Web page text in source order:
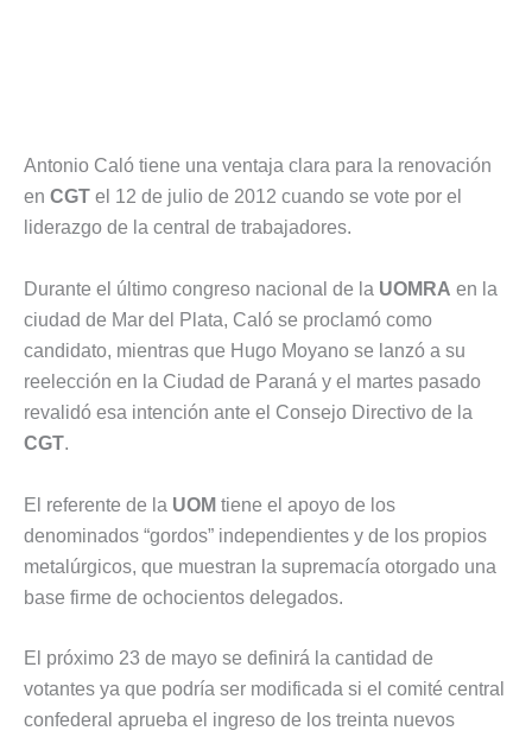
Antonio Caló tiene una ventaja clara para la renovación
en CGT el 12 de julio de 2012 cuando se vote por el
liderazgo de la central de trabajadores.
Durante el último congreso nacional de la UOMRA en la
ciudad de Mar del Plata, Caló se proclamó como
candidato, mientras que Hugo Moyano se lanzó a su
reelección en la Ciudad de Paraná y el martes pasado
revalidó esa intención ante el Consejo Directivo de la
CGT.
El referente de la UOM tiene el apoyo de los
denominados “gordos” independientes y de los propios
metalúrgicos, que muestran la supremacía otorgado una
base firme de ochocientos delegados.
El próximo 23 de mayo se definirá la cantidad de
votantes ya que podría ser modificada si el comité central
confederal aprueba el ingreso de los treinta nuevos